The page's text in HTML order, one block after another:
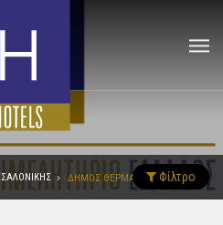
ΔΗΜΟΣ ΘΕΡΜΑΪΚΟΥ Φίλτρο